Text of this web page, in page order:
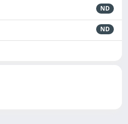
ND
ND